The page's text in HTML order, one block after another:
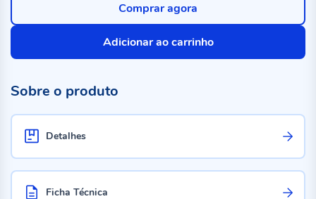
Adicionar ao carrinho
Comprar agora
Sobre o produto
Detalhes
Ficha Técnica